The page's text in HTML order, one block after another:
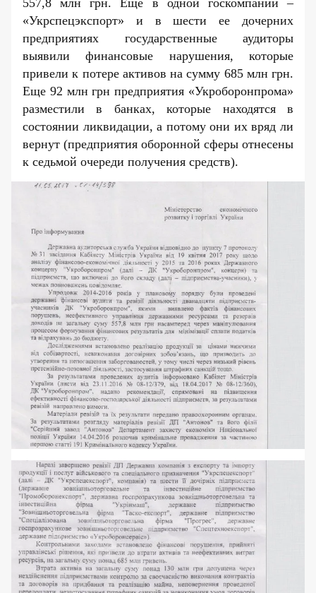
«Укрспецэкспорт» и в шести ее дочерних
предприятиях государственные аудиторы
выявили финансовые нарушения, которые
привели к потере активов на сумму 685 млн грн.
Еще 92 млн грн предприятия «Укроборонпрома»
разместили в банках, которые находятся в
состоянии ликвидации, а потому они их вряд ли
вернут (предприятия оборонной сферы отнесены
к седьмой очереди получения средств).